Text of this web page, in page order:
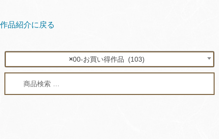
作品紹介に戻る
×00-お買い得作品 (103)